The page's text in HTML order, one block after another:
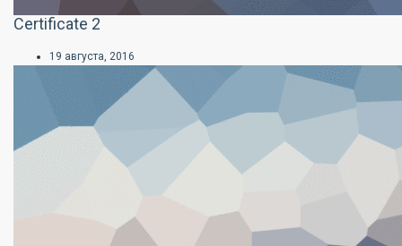
Certificate 2
19 августа, 2016